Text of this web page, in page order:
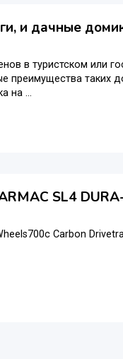
и дачные
в туристском или
преимущества таких
на ...
SL4
Carbon